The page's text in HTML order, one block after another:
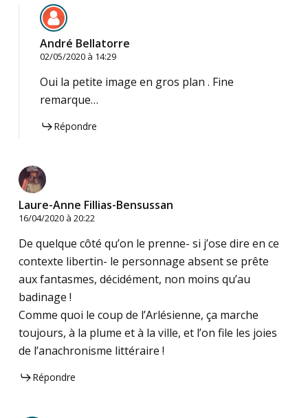
André Bellatorre
02/05/2020 à 14:29
Oui la petite image en gros plan . Fine
remarque…
Répondre
Laure-Anne Fillias-Bensussan
16/04/2020 à 20:22
De quelque côté qu’on le prenne- si j’ose dire en ce
contexte libertin- le personnage absent se prête
aux fantasmes, décidément, non moins qu’au
badinage !
Comme quoi le coup de l’Arlésienne, ça marche
toujours, à la plume et à la ville, et l’on file les joies
de l’anachronisme littéraire !
Répondre